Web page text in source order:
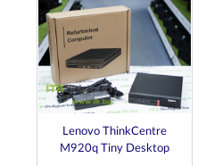
Lenovo ThinkCentre
M920q Tiny Desktop